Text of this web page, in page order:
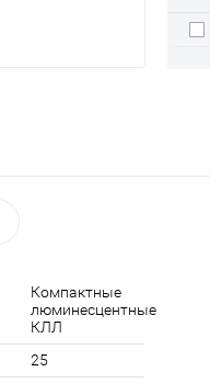
Компактные
люминесцентные
КЛЛ
25